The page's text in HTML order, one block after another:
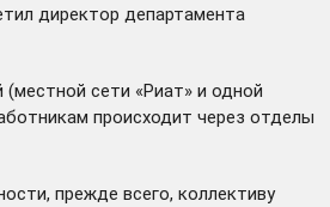
директор департамента
сети «Риат» и одной
происходит через отделы
прежде всего, коллективу